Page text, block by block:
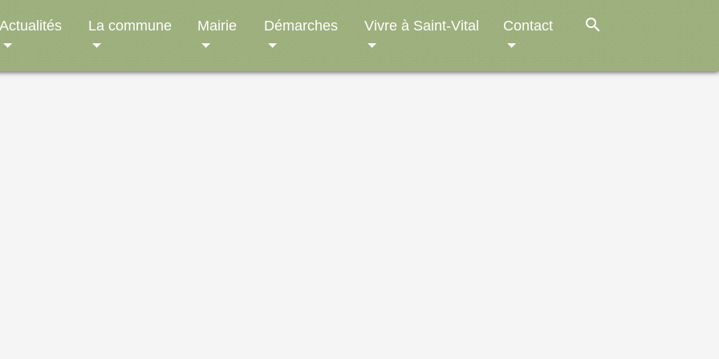
Actualités La commune Mairie Démarches Vivre à Saint-Vital Contact search